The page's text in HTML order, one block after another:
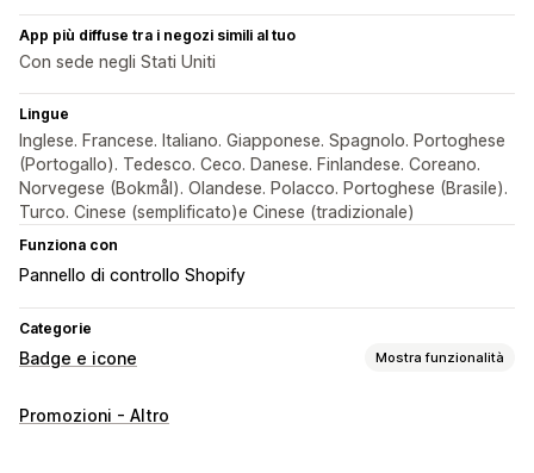
App più diffuse tra i negozi simili al tuo
Con sede negli Stati Uniti
Lingue
Inglese. Francese. Italiano. Giapponese. Spagnolo. Portoghese
(Portogallo). Tedesco. Ceco. Danese. Finlandese. Coreano.
Norvegese (Bokmål). Olandese. Polacco. Portoghese (Brasile).
Turco. Cinese (semplificato)e Cinese (tradizionale)
Funziona con
Pannello di controllo Shopify
Categorie
Badge e icone Mostra funzionalità
Tipi di icone
Promozioni - Altro